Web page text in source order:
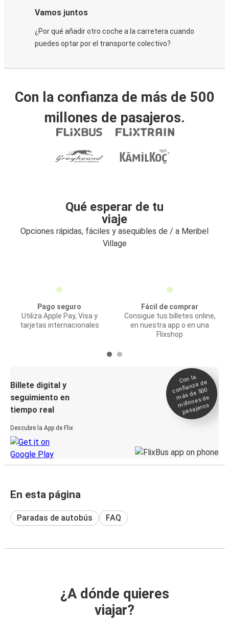
Vamos juntos
¿Por qué añadir otro coche a la carretera cuando
puedes optar por el transporte colectivo?
Con la confianza de más de 500
millones de pasajeros.
Qué esperar de tu
viaje
Opciones rápidas, fáciles y asequibles de / a Meribel
Village
Pago seguro
Utiliza Apple Pay, Visa y
tarjetas internacionales
Fácil de comprar
Consigue tus billetes online,
en nuestra app o en una
Flixshop
Billete digital y
seguimiento en
tiempo real
Descubre la App de Flix
Con la
confianza de
más de 500
millones de
pasajeros
En esta página
Paradas de autobús FAQ
¿A dónde quieres
viajar?